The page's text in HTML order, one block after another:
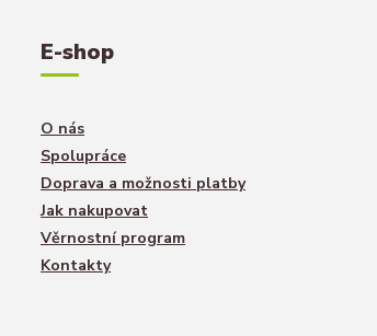
E-shop
O nás
Spolupráce
Doprava a možnosti platby
Jak nakupovat
Věrnostní program
Kontakty